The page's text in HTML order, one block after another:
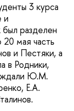
3 курса
и
был разделен
мая часть
и Пестяки, а
в Родники,
Ю.М.
Е.А.